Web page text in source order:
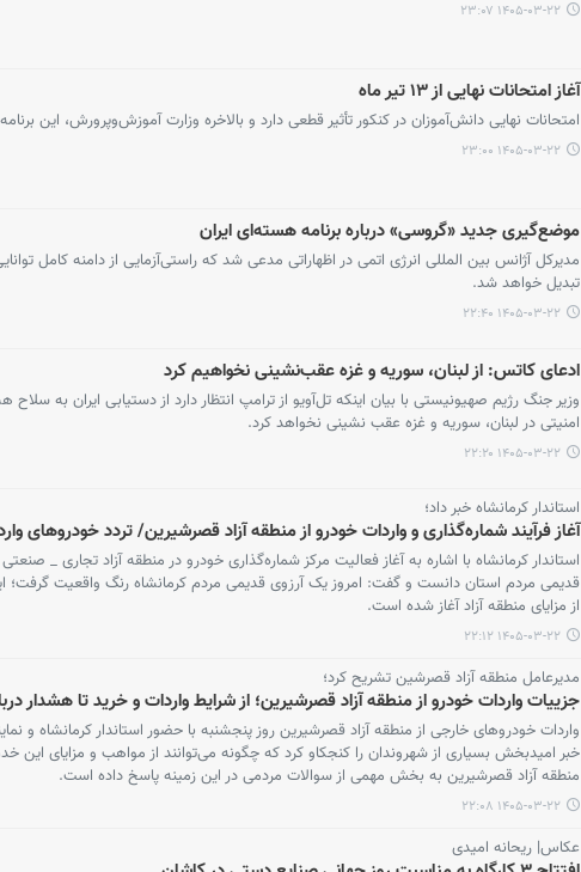
۱۴۰۵-۰۳-۲۲ ۲۳:۰۷
آغاز امتحانات نهایی از ۱۳ تیر ماه
امتحانات نهایی دانش‌آموزان در کنکور تأثیر قطعی دارد و بالاخره وزارت آموزش‌وپرورش، این
۱۴۰۵-۰۳-۲۲ ۲۳:۰۰
موضع‌گیری جدید «گروسی» درباره برنامه هسته‌ای ایران
مدیرکل آژانس بین المللی انرژی اتمی در اظهاراتی مدعی شد که راستی‌آزمایی از دامنه کامل
تبدیل خواهد شد.
۱۴۰۵-۰۳-۲۲ ۲۲:۴۰
ادعای کاتس: از لبنان، سوریه و غزه عقب‌نشینی نخواهیم کرد
وزیر جنگ رژیم صهیونیستی با بیان اینکه تل‌آویو از ترامپ انتظار دارد از دستیابی ایران به
امنیتی در لبنان، سوریه و غزه عقب نشینی نخواهد کرد.
۱۴۰۵-۰۳-۲۲ ۲۲:۲۰
استاندار کرمانشاه خبر داد؛
آغاز فرآیند شماره‌گذاری و واردات خودرو از منطقه آزاد قصرشیرین/ تردد خودروهای
استاندار کرمانشاه با اشاره به آغاز فعالیت مرکز شماره‌گذاری خودرو در منطقه آزاد تجاری _
قدیمی مردم استان دانست و گفت: امروز یک آرزوی قدیمی مردم کرمانشاه رنگ واقعیت گرفت؛
از مزایای منطقه آزاد آغاز شده است.
۱۴۰۵-۰۳-۲۲ ۲۲:۱۲
مدیرعامل منطقه آزاد قصرشین تشریح کرد؛
جزییات واردات خودرو از منطقه آزاد قصرشیرین؛ از شرایط واردات و خرید تا
واردات خودروهای خارجی از منطقه آزاد قصرشیرین روز پنجشنبه با حضور استاندار کرمانشاه و
خبر امیدبخش بسیاری از شهروندان را کنجکاو کرد که چگونه می‌توانند از مواهب و مزایای این
منطقه آزاد قصرشیرین به بخش مهمی از سوالات مردمی در این زمینه پاسخ داده است.
۱۴۰۵-۰۳-۲۲ ۲۲:۰۸
عکاس| ریحانه امیدی